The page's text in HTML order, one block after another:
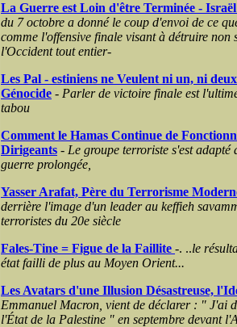
La Guerre est Loin d'être Terminée -
du 7 octobre a donné le coup d'envoi de ce
comme l'offensive finale visant à détruire non
l'Occident tout entier-
Les Pal - estiniens ne Veulent ni un, ni
Génocide - Parler de victoire finale est
tabou
Comment le Hamas Continue de
Dirigeants - Le groupe terroriste s'est adapté
guerre prolongée,
Yasser Arafat, Père du Terrorisme
derrière l'image d'un leader au keffieh
terroristes du 20e siècle
Fales-Tine = Figue de la Faillite -. ..le
état failli de plus au Moyen Orient...
Les Avatars d'une Illusion Désastreuse,
Emmanuel Macron, vient de déclarer : " J'ai
l'État de la Palestine " en septembre devant